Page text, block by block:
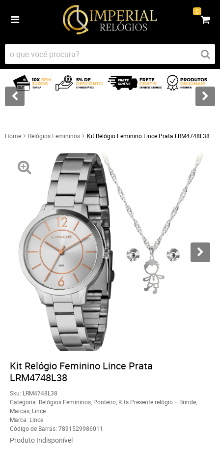
0
Home Relógios Femininos Kit Relógio Feminino Lince Prata LRM4748L38
Kit Relógio Feminino Lince Prata
LRM4748L38
Sku: LRM4748L38
Categoria: Relógios Femininos Ponteiro Kits Presente relógio + Brinde
Marcas Lince
Marca: Lince
Código de Barras: 7891529986011
Produto Indisponível